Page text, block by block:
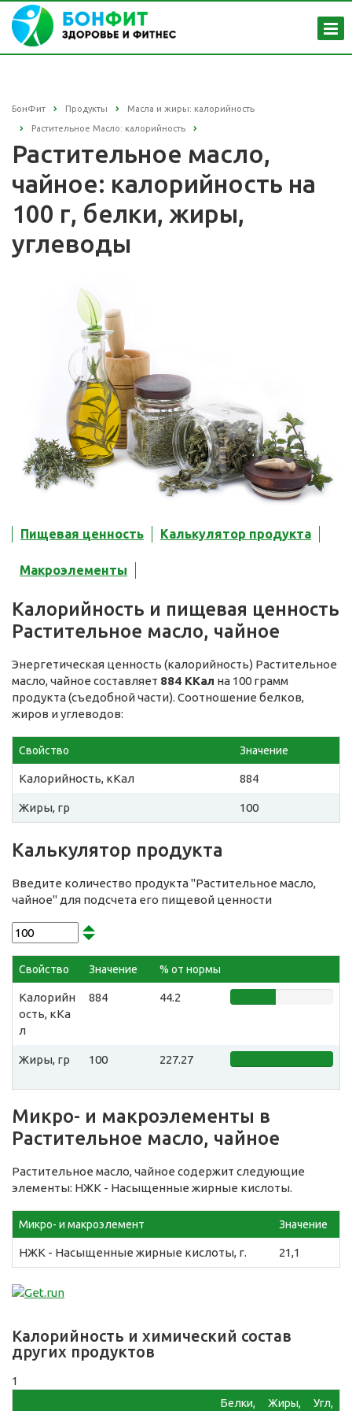
БонФит Продукты Масла и жиры: калорийность
Растительное Масло: калорийность
Растительное масло,
чайное: калорийность на
100 г, белки, жиры,
углеводы
Пищевая ценность Калькулятор продукта
Макроэлементы
Калорийность и пищевая ценность
Растительное масло, чайное
Энергетическая ценность (калорийность) Растительное
масло, чайное составляет 884 ККал на 100 грамм
продукта (съедобной части). Соотношение белков,
жиров и углеводов:
Свойство Значение
Калорийность, кКал 884
Жиры, гр 100
Калькулятор продукта
Введите количество продукта "Растительное масло,
чайное" для подсчета его пищевой ценности
Свойство Значение % от нормы
Калорийн
ость, кКа
л
884 44.2
Жиры, гр 100 227.27
Микро- и макроэлементы в
Растительное масло, чайное
Растительное масло, чайное содержит следующие
элементы: НЖК - Насыщенные жирные кислоты.
Микро- и макроэлемент Значение
НЖК - Насыщенные жирные кислоты, г. 21,1
Калорийность и химический состав
других продуктов
1
Белки, Жиры, Угл,